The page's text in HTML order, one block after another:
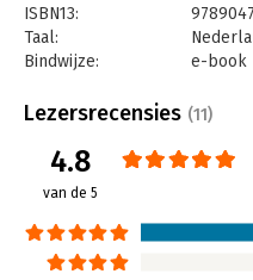
ISBN13:
Taal:
Bindwijze:
e-book
Bestandsformaat:
epub
Uitgever:
Verschijningsdatum:
Hoofdrubriek:
Lezersrecensies (11)
4.8
van de 5